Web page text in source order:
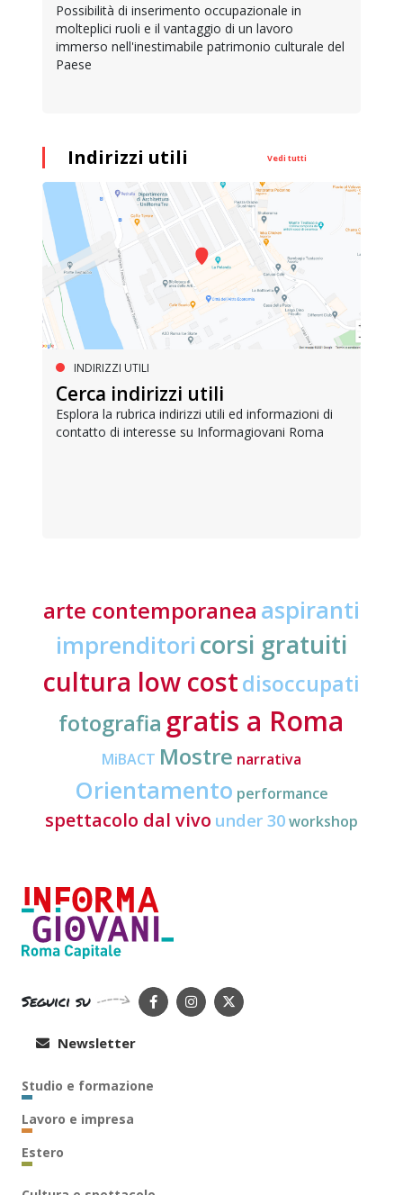
Possibilità di inserimento occupazionale in
molteplici ruoli e il vantaggio di un lavoro
immerso nell'inestimabile patrimonio culturale del
Paese
Indirizzi utili Vedi tutti
INDIRIZZI UTILI
Cerca indirizzi utili
Esplora la rubrica indirizzi utili ed informazioni di
contatto di interesse su Informagiovani Roma
arte contemporanea aspiranti
imprenditori corsi gratuiti
cultura low costdisoccupati
fotografia gratis a Roma
MiBACT Mostre narrativa
Orientamento performance
spettacolo dal vivo under 30workshop
Seguici su
Newsletter
Studio e formazione
Lavoro e impresa
Estero